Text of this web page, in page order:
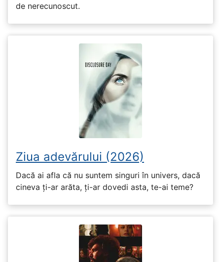
de nerecunoscut.
Ziua adevărului (2026)
Dacă ai afla că nu suntem singuri în univers, dacă
cineva ți-ar arăta, ți-ar dovedi asta, te-ai teme?